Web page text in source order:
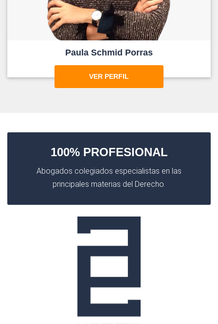
Paula Schmid Porras
VER PERFIL
100% PROFESIONAL
Abogados colegiados especialistas en las
principales materias del Derecho.